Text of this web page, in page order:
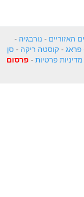
האזוריים - נורבגיה -
פראג - קוסטה ריקה - סן
מדיניות פרטיות - פרסום